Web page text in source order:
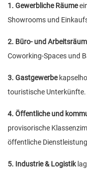
1. Gewerbliche Räume
Showrooms und
2. Büro- und
Coworking-Spaces und
3. Gastgewerbe
touristische Unterkünfte.
4. Öffentliche und
provisorische
öffentliche
5. Industrie & Logistik